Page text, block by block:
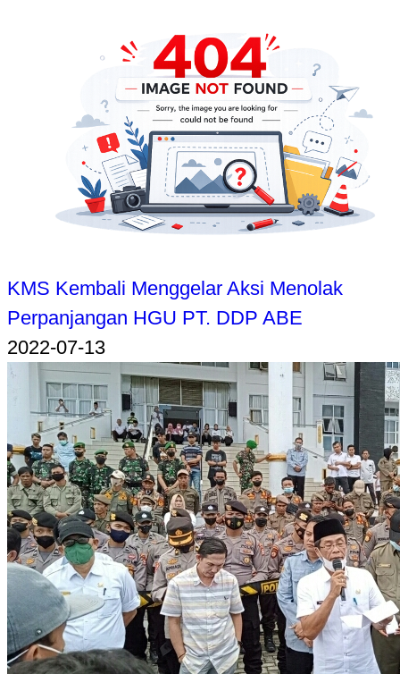
KMS Kembali Menggelar Aksi Menolak
Perpanjangan HGU PT. DDP ABE
2022-07-13